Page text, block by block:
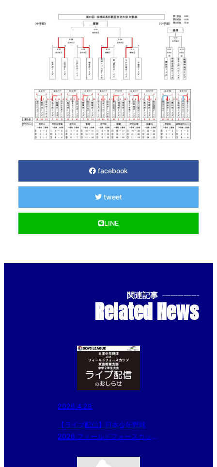
facebook
tweet
LINE
関連記事 --------------
Related News
2026.4.28
【ライブ配信】日本少年野球
2026 フィールドフォースカップ